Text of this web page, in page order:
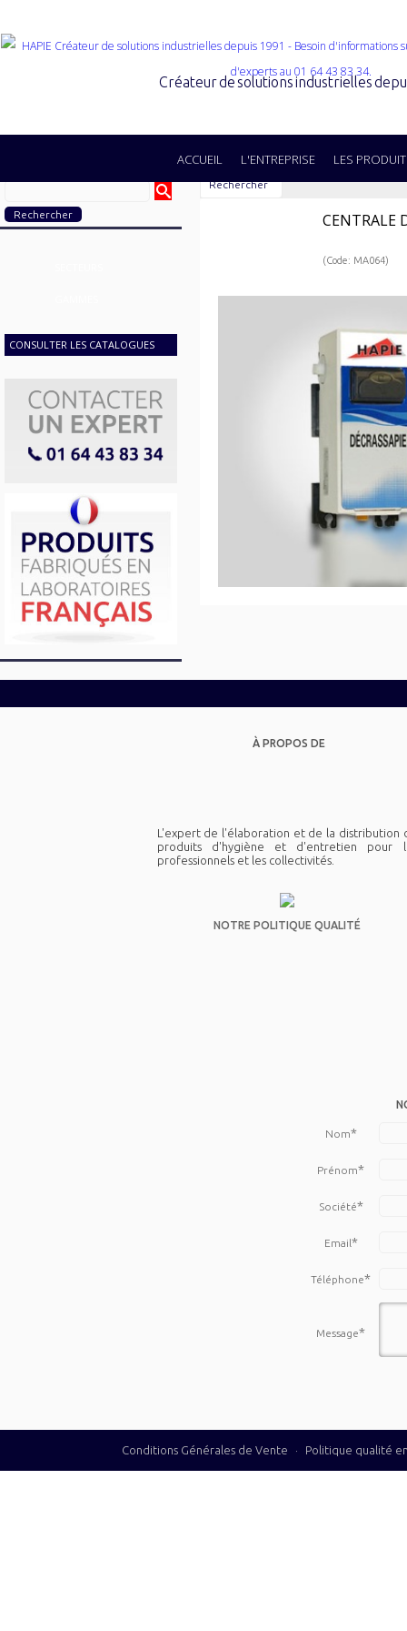
Créateur de solutions industrielles
ACCUEIL L'ENTREPRISE LES
CONSULTER LES CATALOGUES
Rechercher
CENTRALE
(Code: MA064)
À PROPOS DE
L'expert de l'élaboration et de la distribution
produits d'hygiène et d'entretien pour
professionnels et les collectivités.
NOTRE POLITIQUE QUALITÉ
Nom*
Prénom*
Société*
Email*
Téléphone*
Message*
Conditions Générales de Vente · Politique qualité